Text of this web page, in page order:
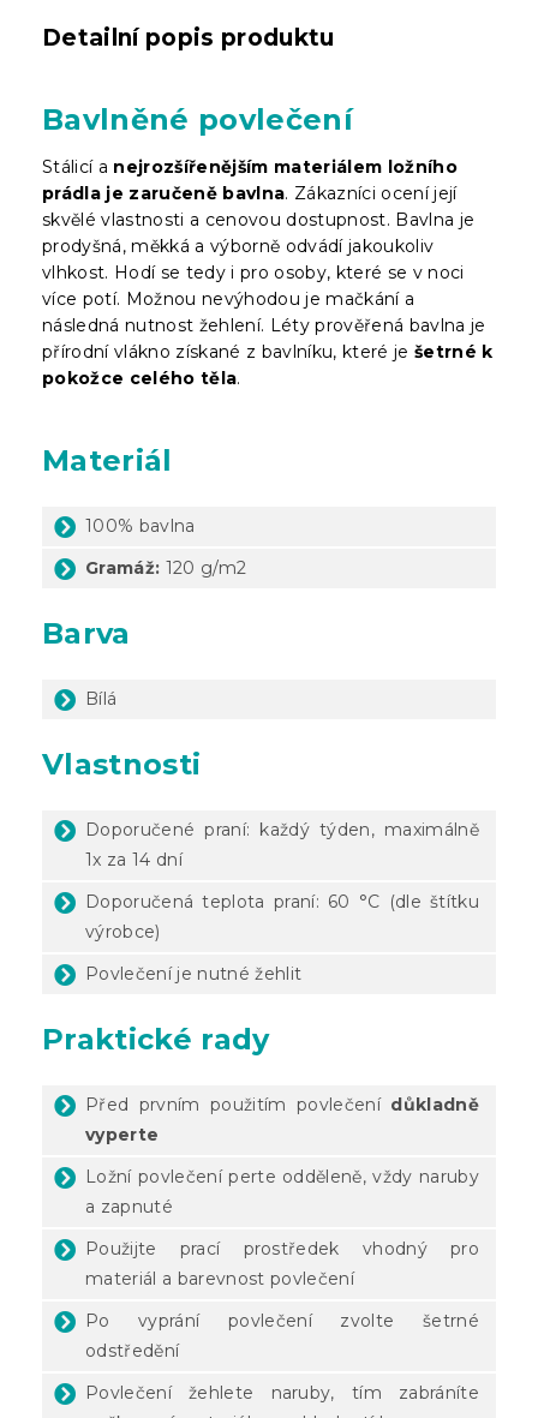
Detailní popis produktu
Bavlněné povlečení
Stálicí a nejrozšířenějším materiálem ložního
prádla je zaručeně bavlna. Zákazníci ocení její
skvělé vlastnosti a cenovou dostupnost. Bavlna je
prodyšná, měkká a výborně odvádí jakoukoliv
vlhkost. Hodí se tedy i pro osoby, které se v noci
více potí. Možnou nevýhodou je mačkání a
následná nutnost žehlení. Léty prověřená bavlna je
přírodní vlákno získané z bavlníku, které je šetrné k
pokožce celého těla.
Materiál
100% bavlna
Gramáž: 120 g/m2
Barva
Bílá
Vlastnosti
Doporučené praní: každý týden, maximálně
1x za 14 dní
Doporučená teplota praní: 60 °C (dle štítku
výrobce)
Povlečení je nutné žehlit
Praktické rady
Před prvním použitím povlečení důkladně
vyperte
Ložní povlečení perte odděleně, vždy naruby
a zapnuté
Použijte prací prostředek vhodný pro
materiál a barevnost povlečení
Po vyprání povlečení zvolte šetrné
odstředění
Povlečení žehlete naruby, tím zabráníte